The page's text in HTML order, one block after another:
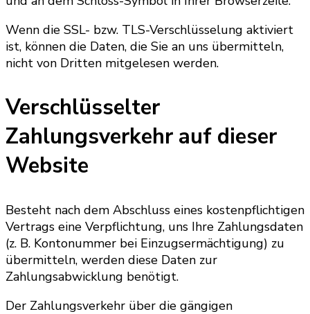
Wenn die SSL- bzw. TLS-Verschlüsselung aktiviert
ist, können die Daten, die Sie an uns übermitteln,
nicht von Dritten mitgelesen werden.
Verschlüsselter
Zahlungsverkehr auf dieser
Website
Besteht nach dem Abschluss eines kostenpflichtigen
Vertrags eine Verpflichtung, uns Ihre Zahlungsdaten
(z. B. Kontonummer bei Einzugsermächtigung) zu
übermitteln, werden diese Daten zur
Zahlungsabwicklung benötigt.
Der Zahlungsverkehr über die gängigen